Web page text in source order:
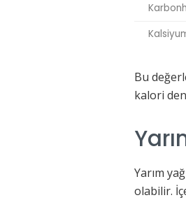
Bu
kalori
Yarım
olabilir.